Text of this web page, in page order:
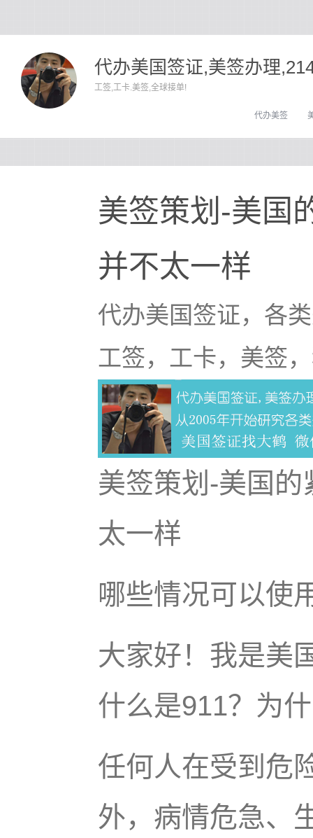
代办美国签证,美签办理
工签,工卡.美签,全球接单!
代办美签
美签策划-美国
并不太一样
代办美国签证，各
工签，工卡，美签
美签策划-美国
太一样
哪些情况可以使
大家好！我是美
什么是911？为
任何人在受到危
外，病情危急、